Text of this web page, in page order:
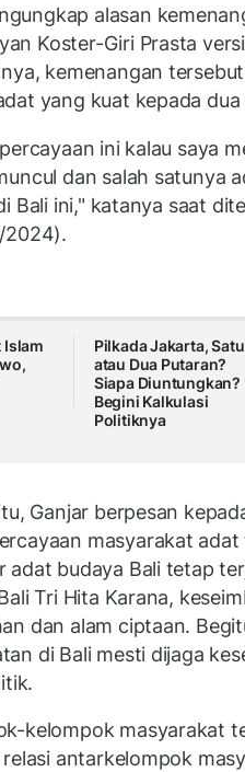
alasan
Koster-Giri Prasta
kemenangan
yang kuat kepada
ini kalau saya
dan salah satunya
Bali ini," katanya saat
2024).
Islam
Pilkada Jakarta, Satu
atau Dua Putaran?
Siapa Diuntungkan?
Begini Kalkulasi
Politiknya
Ganjar berpesan
masyarakat
adat budaya Bali tetap
Tri Hita Karana,
dan alam ciptaan.
di Bali mesti dijaga
kelompok masyarakat
antarkelompok